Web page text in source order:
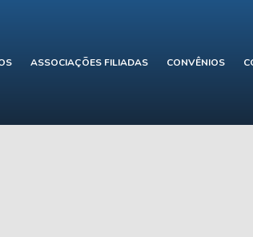
ASSOCIAÇÕES FILIADAS CONVÊNIOS